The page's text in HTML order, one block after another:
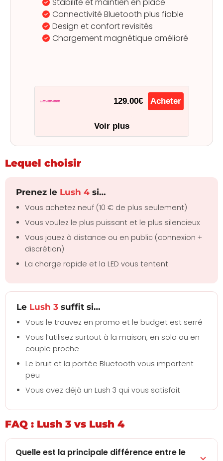
Connectivité Bluetooth plus fiable
Design et confort revisités
Chargement magnétique amélioré
129.00€ Acheter
Voir plus
Lequel choisir
Prenez le Lush 4 si…
Vous achetez neuf (10 € de plus seulement)
Vous voulez le plus puissant et le plus silencieux
Vous jouez à distance ou en public (connexion +
discrétion)
La charge rapide et la LED vous tentent
Le Lush 3 suffit si…
Vous le trouvez en promo et le budget est serré
Vous l’utilisez surtout à la maison, en solo ou en
couple proche
Le bruit et la portée Bluetooth vous importent
peu
Vous avez déjà un Lush 3 qui vous satisfait
FAQ : Lush 3 vs Lush 4
Quelle est la principale différence entre le